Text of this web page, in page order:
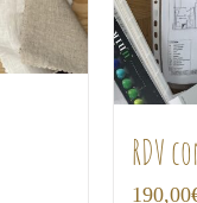
RDV
190,00